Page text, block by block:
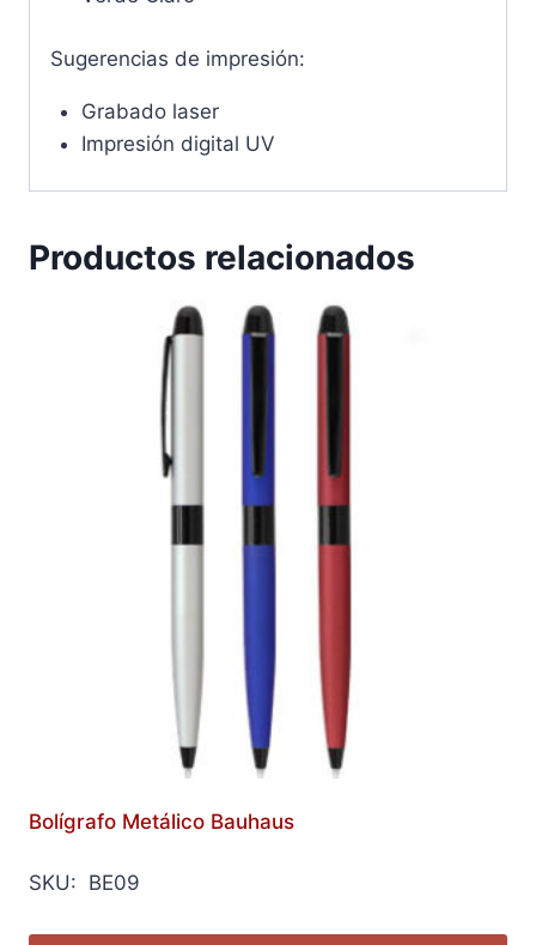
Sugerencias de impresión:
Grabado laser
Impresión digital UV
Productos relacionados
Bolígrafo Metálico Bauhaus
SKU: BE09